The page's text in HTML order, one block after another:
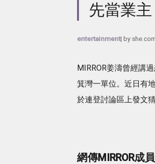
先當業
entertainment| by
MIRROR姜濤曾經講
箕灣一單位。近日有
於連登討論區上發文
網傳MIRROR成